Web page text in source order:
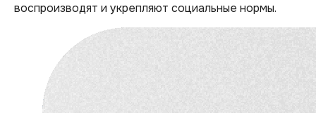
воспроизводят и укрепляют социальные нормы.